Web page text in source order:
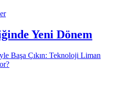
Yeni Dönem